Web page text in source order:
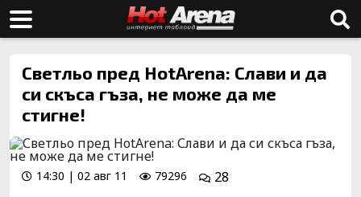
Светльо пред HotArena: Слави и да
си скъса гъза, не може да ме
стигне!
14:30 | 02 авг 11 79296 28